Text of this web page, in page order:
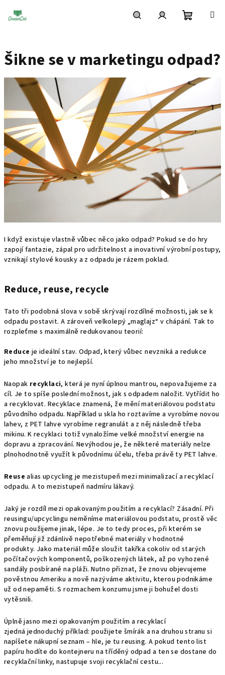
košík
Šikne se v marketingu odpad?
I když existuje vlastně vůbec něco jako odpad? Pokud se do hry
zapojí fantazie, zápal pro udržitelnost a inovativní výrobní postupy,
vznikají stylové kousky a z odpadu je rázem poklad.
Reduce, reuse, recycle
Tato tři podobná slova v sobě skrývají rozdílné možnosti, jak se k
odpadu postavit. A zároveň velkolepý „maglajz“ v chápání. Tak to
rozpleťme s maximálně redukovanou teorií:
Reduce je ideální stav. Odpad, který vůbec nevzniká a redukce
jeho množství je to nejlepší.
Naopak recyklaci, která je nyní úplnou mantrou, nepovažujeme za
cíl. Je to spíše poslední možnost, jak s odpadem naložit. Vytřídit ho
a recyklovat. Recyklace znamená, že mění materiálovou podstatu
původního odpadu. Například u skla ho roztavíme a vyrobíme novou
lahev, z PET lahve vyrobíme regranulát a z něj následně třeba
mikinu. K recyklaci totiž vynaložíme velké množství energie na
dopravu a zpracování. Nevýhodou je, že některé materiály nelze
plnohodnotně využít k původnímu účelu, třeba právě ty PET lahve.
Reuse alias upcycling je mezistupeň mezi minimalizací a recyklací
odpadu. A to mezistupeň nadmíru lákavý.
Jaký je rozdíl mezi opakovaným použitím a recyklací? Zásadní. Při
reusingu/upcyclingu neměníme materiálovou podstatu, prostě věc
znovu použijeme jinak, lépe. Je to tedy proces, při kterém se
přeměňují již zdánlivě nepotřebné materiály v hodnotné
produkty. Jako materiál může sloužit takřka cokoliv od starých
počítačových komponentů, poškozených látek, až po vyhozené
sandály posbírané na pláži. Nutno přiznat, že znovu objevujeme
pověstnou Ameriku a nově nazýváme aktivitu, kterou podnikáme
už od nepaměti. S rozmachem konzumu jsme ji bohužel dosti
vytěsnili.
Úplně jasno mezi opakovaným použitím a recyklací
zjedná jednoduchý příklad: použijete šmírák a na druhou stranu si
napíšete nákupní seznam –⁠ hle, je tu reusing. A pokud tento list
papíru hodíte do kontejneru na tříděný odpad a ten se dostane do
recyklační linky, nastupuje svoji recyklační cestu...